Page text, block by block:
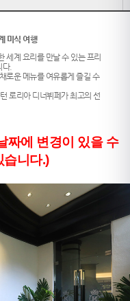
미식 여행
세계 요리를 만날 수 있는 프리
다.
로운 메뉴를 여유롭게 즐길 수
로리아 디너뷔페가 최고의 선
짜에 변경이 있을 수
습니다.)